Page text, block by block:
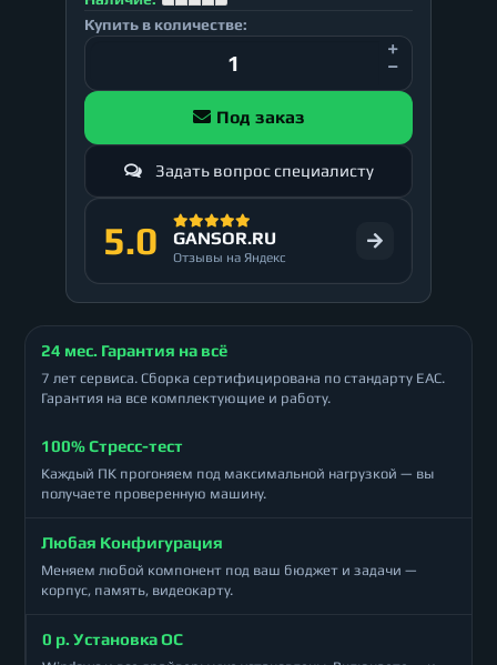
Купить в количестве:
Под заказ
Задать вопрос специалисту
5.0 GANSOR.RU
Отзывы на Яндекс
24 мес. Гарантия на всё
7 лет сервиса. Сборка сертифицирована по стандарту ЕАС.
Гарантия на все комплектующие и работу.
100% Стресс-тест
Каждый ПК прогоняем под максимальной нагрузкой — вы
получаете проверенную машину.
Любая Конфигурация
Меняем любой компонент под ваш бюджет и задачи —
корпус, память, видеокарту.
0 р. Установка ОС